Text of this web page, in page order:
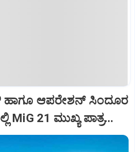
ಆಪರೇಶನ್‌ ಸಿಂದೂರ
21 ಮುಖ್ಯ ಪಾತ್ರ...